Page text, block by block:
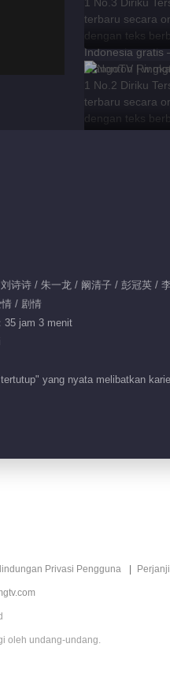
诗诗 / 朱一龙 / 阚清子 / 彭冠英 /
/ 剧情
35 jam 3 menit
yang nyata melibatkan
Privasi Pengguna
oleh undang-undang.